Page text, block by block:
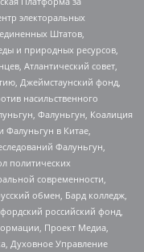
электоральных
Штатов,
и природных ресурсов,
Атлантический совет,
Джеймстаунский фонд,
насильственного
Фалуньгун, Коалиция
в Китае,
Фалуньгун,
политических
современности,
обмен, Бард колледж,
российский фонд,
Проект Медиа,
Духовное Управление